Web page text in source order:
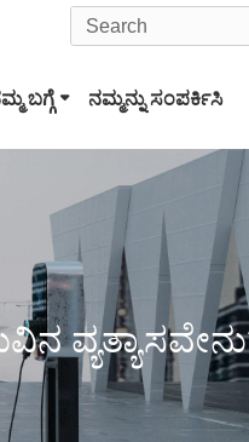
ಟೈಪ್
CCS ಕಾಂಬೊ 2 ಪ್ಲಗ್
ಚಾವೋಜಿ ಕನೆಕ್ಟರ್
ಬಗ್ಗೆ ನಮ್ಮನ್ನು ಸಂಪರ್ಕಿಸಿ